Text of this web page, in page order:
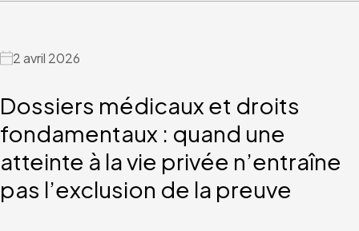
2 avril 2026
Dossiers médicaux et droits
fondamentaux : quand une
atteinte à la vie privée n’entraîne
pas l’exclusion de la preuve